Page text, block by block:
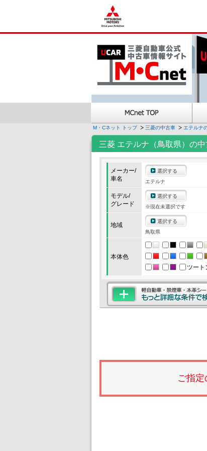
M・Cネット トップ 三菱の中古車 エテルナ
三菱 エテルナ（鳥取県）の
メーカー/
車名
選択する
エテルナ
モデル/
グレード
選択する
※現在未選択です
地域
選択する
鳥取県
本体色
ツート
ご指